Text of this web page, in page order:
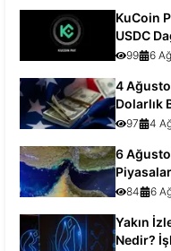
KuCoin
USDC
99 6
4
Dolarlık
97 4
6
84 6
Yakın
Nedir?